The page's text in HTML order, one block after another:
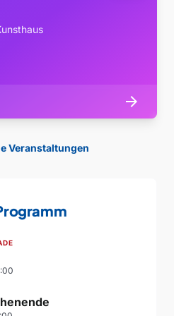
arrow_forward
Veranstaltungen